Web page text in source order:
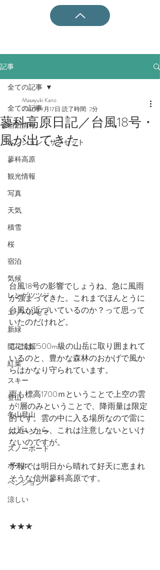
記事
全ての記事
宿泊情報
ペンション・サンセット
蓼科高原
観光情報
写真
天気
積雪
桜
宿泊
気候
レンゲツツジ
エゾハルゼミ
新緑
開花情報
紅葉
スキー
登山
冬山登山
スノーシュー
スノーボード
ホテル
ペンション
涼しい
全ての記事
蓼科高原日記／台風18号・
風が出てきた
Masayuki Kano
2017年9月17日 読了時間: 2分
台風18号の影響でしょうね、急に風雨
が強まってきた。これまでほんとうに
台風が近づいているのか？って思って
いたのだけれど。
ここは2500m級の山岳に取り囲まれて
いるのと、豊かな森林のおかげで風か
らはかなり守られています。
雨も標高1700ｍということで上空の雲
が1層のみということで、降雨量は限定
的です。雲の中に入る場所なので雷に
は近いから、これは注意しないといけ
ないのですが。
予報では明日から晴れて好天に恵まれ
そうな信州蓼科高原です。
★★★